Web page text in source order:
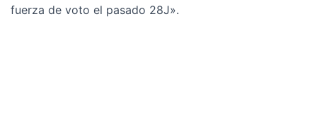
fuerza de voto el pasado 28J».